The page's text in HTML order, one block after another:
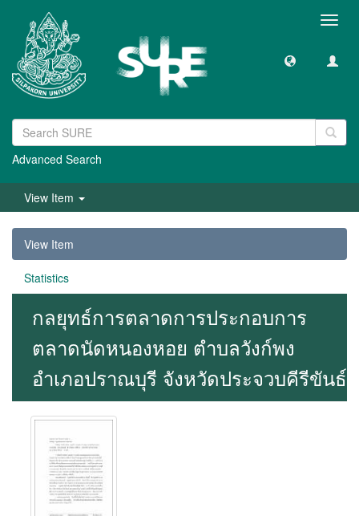
Advanced Search
View Item
View Item
Statistics
กลยุทธ์การตลาดการประกอบการ
ตลาดนัดหนองหอย ตำบลวังก์พง
อำเภอปราณบุรี จังหวัดประจวบคีรีขันธ์